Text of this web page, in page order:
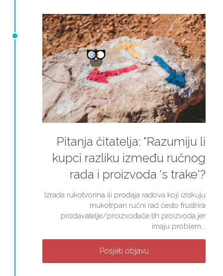
Pitanja čitatelja: "Razumiju li
kupci razliku između ručnog
rada i proizvoda 's trake'?
Izrada rukotvorina ili prodaja radova koji iziskuju
mukotrpan ručni rad često frustrira
prodavatelje/proizvođače tih proizvoda jer
imaju problem...
Posjeti objavu